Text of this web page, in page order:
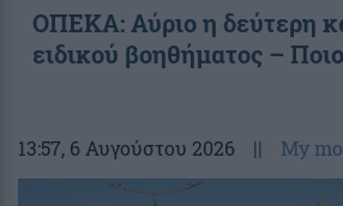
ΟΠΕΚΑ: Αύριο η δεύτερη
ειδικού βοηθήματος –
13:57, 6 Αυγούστου 2026 || My